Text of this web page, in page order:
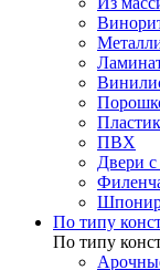
Пластик
ПВХ
Двери с
По типу
По типу